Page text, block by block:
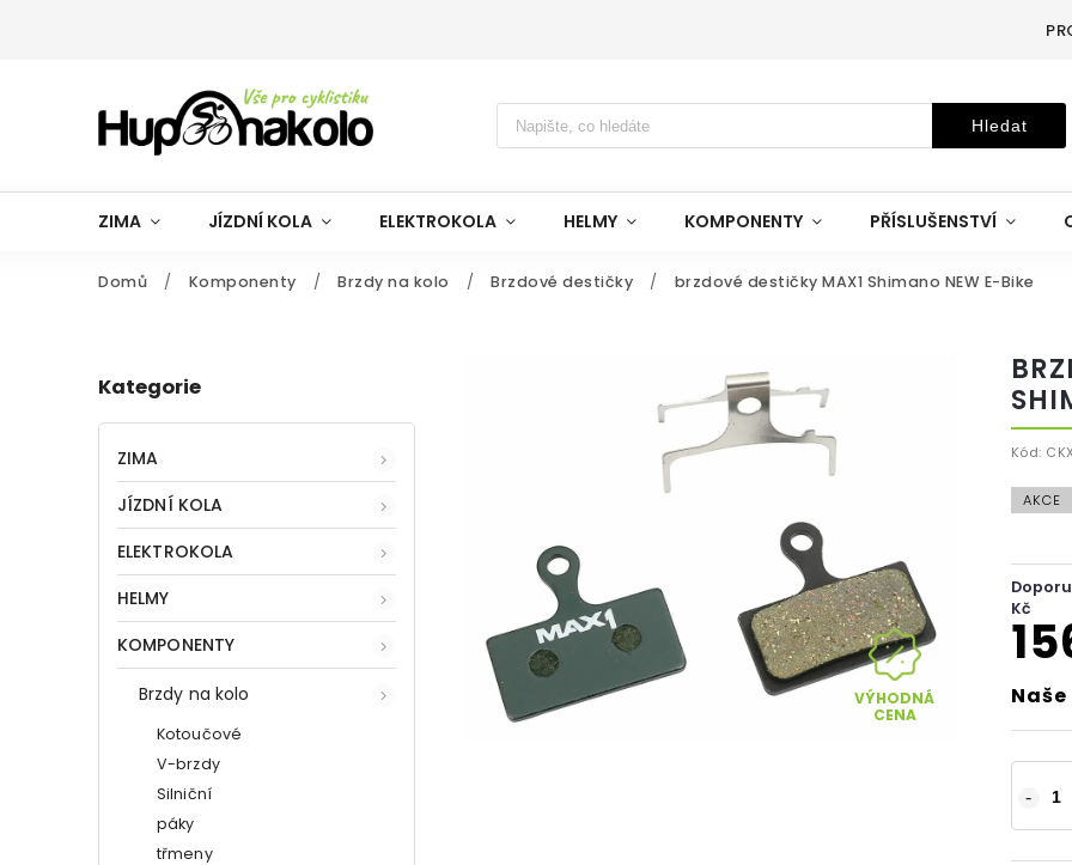
Hledat
ZIMA JÍZDNÍ KOLA ELEKTROKOLA HELMY KOMPONENTY PŘÍSLUŠENSTVÍ
Domů / Komponenty / Brzdy na kolo / Brzdové destičky / brzdové destičky MAX1 Shimano NEW E-Bike
Kategorie
ZIMA
JÍZDNÍ KOLA
ELEKTROKOLA
HELMY
KOMPONENTY
Brzdy na kolo
Kotoučové
V-brzdy
Silniční
páky
třmeny
VÝHODNÁ
CENA
Kód:
AKCE
Kč
Naše